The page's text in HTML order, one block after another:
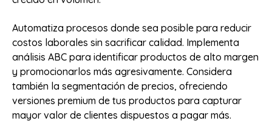
Automatiza procesos donde sea posible para reducir
costos laborales sin sacrificar calidad. Implementa
análisis ABC para identificar productos de alto margen
y promocionarlos más agresivamente. Considera
también la segmentación de precios, ofreciendo
versiones premium de tus productos para capturar
mayor valor de clientes dispuestos a pagar más.